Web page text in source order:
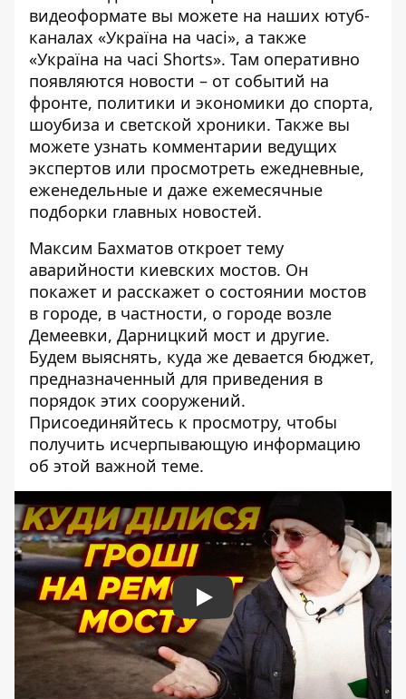
видеоформате вы можете на наших ютуб-
каналах «Україна на часі», а также
«Україна на часі Shorts». Там оперативно
появляются новости – от событий на
фронте, политики и экономики до спорта,
шоубиза и светской хроники. Также вы
можете узнать комментарии ведущих
экспертов или просмотреть ежедневные,
еженедельные и даже ежемесячные
подборки главных новостей.
Максим Бахматов откроет тему
аварийности киевских мостов. Он
покажет и расскажет о состоянии мостов
в городе, в частности, о городе возле
Демеевки, Дарницкий мост и другие.
Будем выяснять, куда же девается бюджет,
предназначенный для приведения в
порядок этих сооружений.
Присоединяйтесь к просмотру, чтобы
получить исчерпывающую информацию
об этой важной теме.
Play